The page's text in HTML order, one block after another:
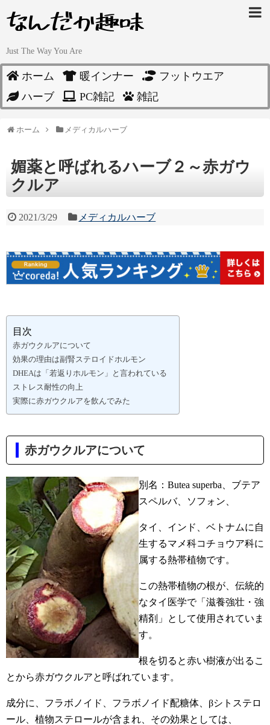
Just The Way You Are
ホーム 暖インナー
フットウエア
ハーブ
PC雑記 雑記
ホーム メディカルハーブ
媚薬と呼ばれるハーブ２～赤ガウ
クルア
2021/3/29 メディカルハーブ
目次
赤ガウクルアについて
効果の理由は副腎ステロイドホルモン
DHEAは「若返りホルモン」と言われている
ストレス耐性の向上
実際に赤ガウクルアを飲んでみた
赤ガウクルアについて
別名：Butea superba、ブテア
スペルバ、ソフォン、
タイ、インド、ベトナムに自
生するマメ科コチョウア科に
属する熱帯植物です。
この熱帯植物の根が、伝統的
なタイ医学で「滋養強壮・強
精剤」として使用されていま
す。
根を切ると赤い樹液が出るこ
とから赤ガウクルアと呼ばれています。
成分に、フラボノイド、フラボノイド配糖体、βシトステロ
ール、植物ステロールが含まれ、その効果としては、